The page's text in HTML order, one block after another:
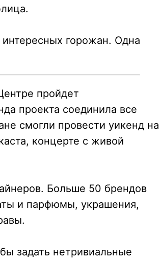
горожан. Одна
пройдет
проекта соединила все
смогли провести уикенд на
концерте с живой
Больше 50 брендов
и парфюмы, украшения,
задать нетривиальные